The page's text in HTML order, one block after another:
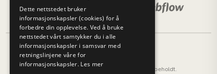
© 2026 M51 Marketing. Alle rettigheter forbeholdt.
Dette nettstedet bruker
informasjonskapsler (cookies) for å
forbedre din opplevelse. Ved å bruke
nettstedet vårt samtykker du i alle
informasjonskapsler i samsvar med
retningslinjene våre for
informasjonskapsler. Les mer